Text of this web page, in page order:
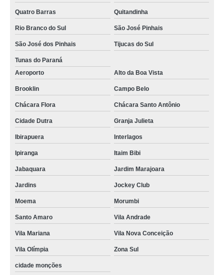
empresa especializada em terceirização de descargas Castro
São José dos Pinhais
onde tem terceirização de carga de descarga Sumaré
empresa especializada em terceirização de conferente de cargas e
descargas Centro de Campo Largo
terceirização de conferente de cargas e descargas Mairinque
onde tem terceirização de carga e descarga de caminhão Poá
empresa especializada em terceirização de conferente de cargas e
descargas Londrina
terceirização de descarregamento de carga Ponta Grossa
terceirização de descarregamento de carga empresas Ponta Grossa
terceirização de conferente de cargas preço Santana
onde tem terceirização de carga e descarga Itaim Paulista
terceirização de conferente de cargas Nova Iguaçu
Quatro Barras Quitandinha
Rio Branco do Sul São José Pinhais
São José dos Pinhais Tijucas do Sul
Tunas do Paraná
Aeroporto
Alto da Boa Vista
Brooklin Campo Belo
Chácara Flora Chácara Santo Antônio
Cidade Dutra Granja Julieta
Ibirapuera Interlagos
Ipiranga Itaim Bibi
Jabaquara Jardim Marajoara
Jardins Jockey Club
Moema Morumbi
Santo Amaro Vila Andrade
Vila Mariana Vila Nova Conceição
Vila Olímpia Zona Sul
cidade monções